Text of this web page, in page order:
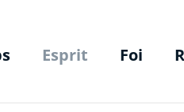
Esprit Foi